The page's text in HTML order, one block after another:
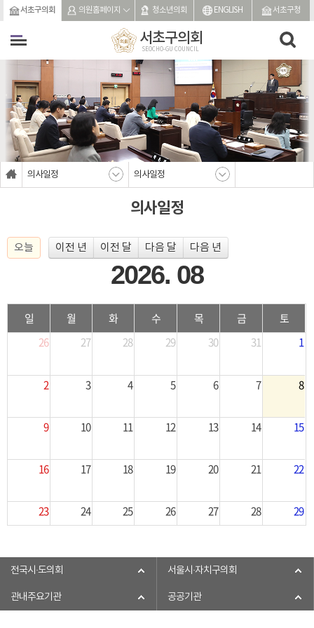
본문바로가기
서초구의회 의원홈페이지 청소년의회 ENGLISH 서초구청
서초구의회
SEOCHO-GU COUNCIL
의사일정 의사일정
의사일정
오늘 이전 년 이전 달 다음 달 다음 년
2026. 08
일 월 화 수 목 금
토
26
27 28 29 30 31 1
2 3 4 5 6 7 8
9 10 11 12 13 14 15
16 17 18 19 20 21 22
23 24 25 26 27 28 29
30 31 1 2 3 4 5
전국시·도의회 서울시·자치구의회
관내주요기관 공공기관